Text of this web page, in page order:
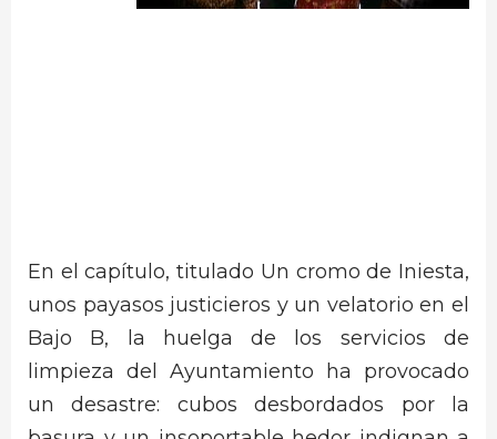
En el capítulo, titulado Un cromo de Iniesta,
unos payasos justicieros y un velatorio en el
Bajo B, la huelga de los servicios de
limpieza del Ayuntamiento ha provocado
un desastre: cubos desbordados por la